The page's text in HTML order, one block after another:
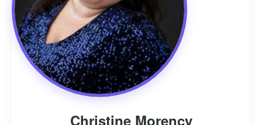
Christine Morency